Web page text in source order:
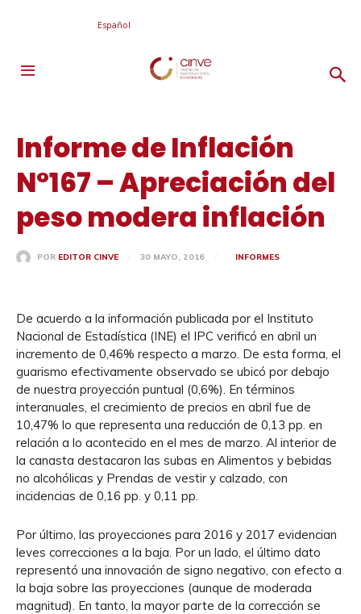
Español
Informe de Inflación
N°167 – Apreciación del
peso modera inflación
POR EDITOR CINVE 30 MAYO, 2016 INFORMES
De acuerdo a la información publicada por el Instituto
Nacional de Estadística (INE) el IPC verificó en abril un
incremento de 0,46% respecto a marzo. De esta forma, el
guarismo efectivamente observado se ubicó por debajo
de nuestra proyección puntual (0,6%). En términos
interanuales, el crecimiento de precios en abril fue de
10,47% lo que representa una reducción de 0,13 pp. en
relación a lo acontecido en el mes de marzo. Al interior de
la canasta destacaron las subas en Alimentos y bebidas
no alcohólicas y Prendas de vestir y calzado, con
incidencias de 0,16 pp. y 0,11 pp.
Por último, las proyecciones para 2016 y 2017 evidencian
leves correcciones a la baja. Por un lado, el último dato
representó una innovación de signo negativo, con efecto a
la baja sobre las proyecciones (aunque de moderada
magnitud). En tanto, la mayor parte de la corrección se